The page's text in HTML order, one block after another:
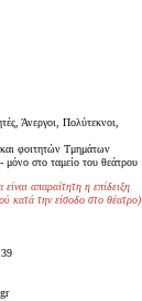
Άνεργοι, Πολύτεκνοι,
φοιτητών Τμημάτων
στο ταμείο του θεάτρου
είναι απαραίτητη η επίδειξη
κατά την είσοδο στο θέατρο)